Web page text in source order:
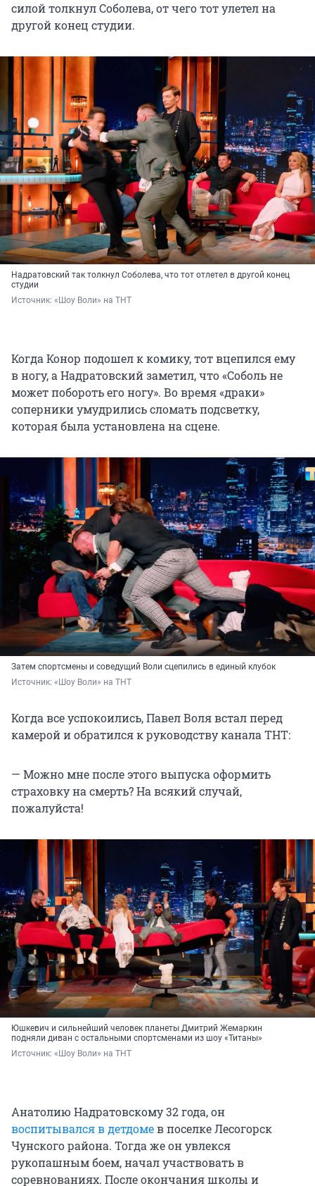
силой толкнул Соболева, от чего тот улетел на
другой конец студии.
Надратовский так толкнул Соболева, что тот отлетел в другой конец
студии
Источник: «Шоу Воли» на ТНТ
Когда Конор подошел к комику, тот вцепился ему
в ногу, а Надратовский заметил, что «Соболь не
может побороть его ногу». Во время «драки»
соперники умудрились сломать подсветку,
которая была установлена на сцене.
Затем спортсмены и соведущий Воли сцепились в единый клубок
Источник: «Шоу Воли» на ТНТ
Когда все успокоились, Павел Воля встал перед
камерой и обратился к руководству канала ТНТ:
— Можно мне после этого выпуска оформить
страховку на смерть? На всякий случай,
пожалуйста!
Юшкевич и сильнейший человек планеты Дмитрий Жемаркин
подняли диван с остальными спортсменами из шоу «Титаны»
Источник: «Шоу Воли» на ТНТ
Анатолию Надратовскому 32 года, он
воспитывался в детдомев поселке Лесогорск
Чунского района. Тогда же он увлекся
рукопашным боем, начал участвовать в
соревнованиях. После окончания школы и